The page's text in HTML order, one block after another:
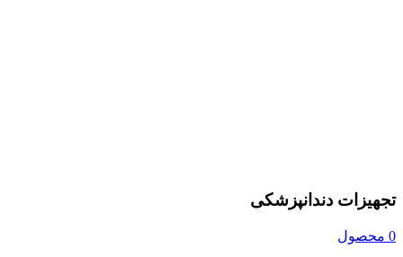
تجهیزات دندانپزشکی
0 محصول